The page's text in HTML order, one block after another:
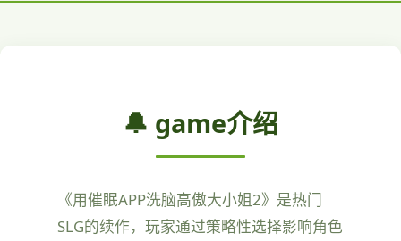
🔔 game介绍
《用催眠APP洗脑高傲大小姐2》是热门
SLG的续作，玩家通过策略性选择影响角色